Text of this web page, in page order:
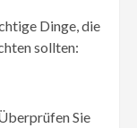
Dinge, die
sollten:
Sie